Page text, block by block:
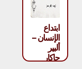
ابتداع
الإنسان –
ألبير
جاكار